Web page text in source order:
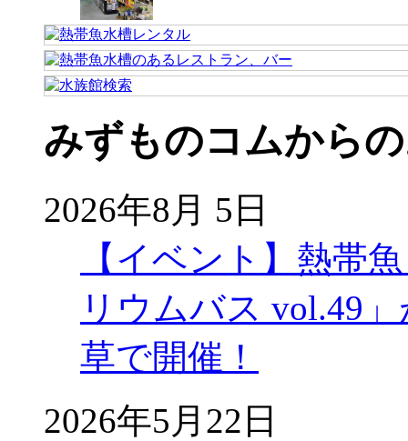
みずものコムから
2026年8月 5日
【イベント】熱帯
リウムバス vol.49
草で開催！
2026年5月22日